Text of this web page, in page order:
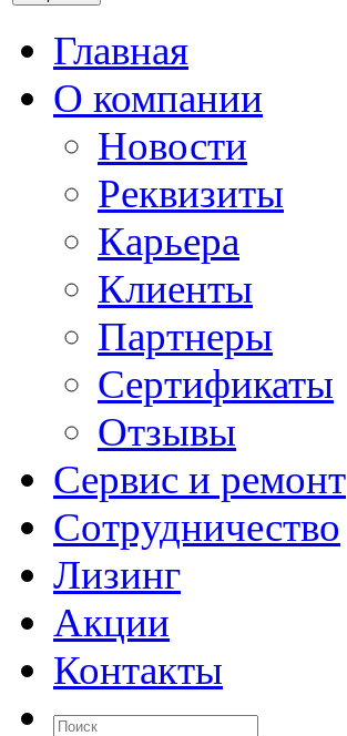
Главная
О компании
Новости
Реквизиты
Карьера
Клиенты
Партнеры
Сертификаты
Отзывы
Сервис и ремонт
Сотрудничество
Лизинг
Акции
Контакты